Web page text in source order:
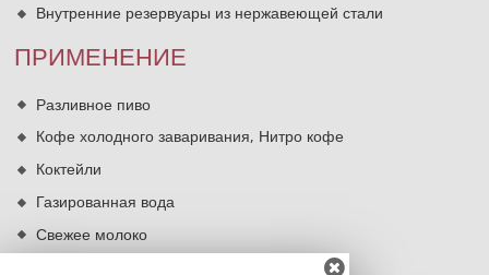
Внутренние резервуары из нержавеющей стали
ПРИМЕНЕНИЕ
Разливное пиво
Кофе холодного заваривания, Нитро кофе
Коктейли
Газированная вода
Свежее молоко